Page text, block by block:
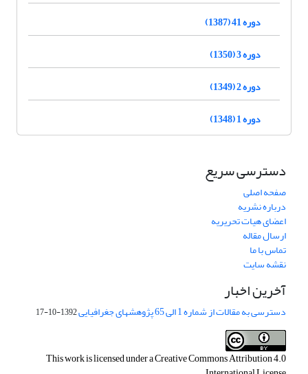
دوره 41 (1387)
دوره 3 (1350)
دوره 2 (1349)
دوره 1 (1348)
دسترسی سریع
صفحه اصلی
درباره نشریه
اعضای هیات تحریریه
ارسال مقاله
تماس با ما
نقشه سایت
آخرین اخبار
دسترسی به مقالات از شماره 1 الی 65 پژوهشهای جغرافیایی 1392-10-17
This work is licensed under aCreative Commons Attribution 4.0